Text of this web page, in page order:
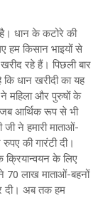
है। धान के कटोरे की
हम किसान भाइयों से
रहे हैं। पिछली बार
धान खरीदी का यह
महिला और पुरुषों के
जब आर्थिक रूप से भी
जी ने हमारी माताओं-
की गारंटी दी।
के लिए
70 लाख माताओं-बहनों
दी। अब तक हम